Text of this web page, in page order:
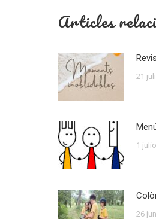
Articles
21
1
26